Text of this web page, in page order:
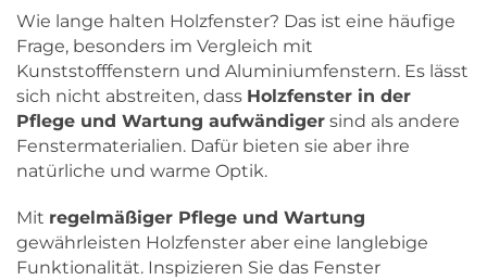
Wie lange halten Holzfenster? Das ist eine häufige
Frage, besonders im Vergleich mit
Kunststofffenstern und Aluminiumfenstern. Es lässt
sich nicht abstreiten, dass Holzfenster in der
Pflege und Wartung aufwändiger sind als andere
Fenstermaterialien. Dafür bieten sie aber ihre
natürliche und warme Optik.
Mit regelmäßiger Pflege und Wartung
gewährleisten Holzfenster aber eine langlebige
Funktionalität. Inspizieren Sie das Fenster